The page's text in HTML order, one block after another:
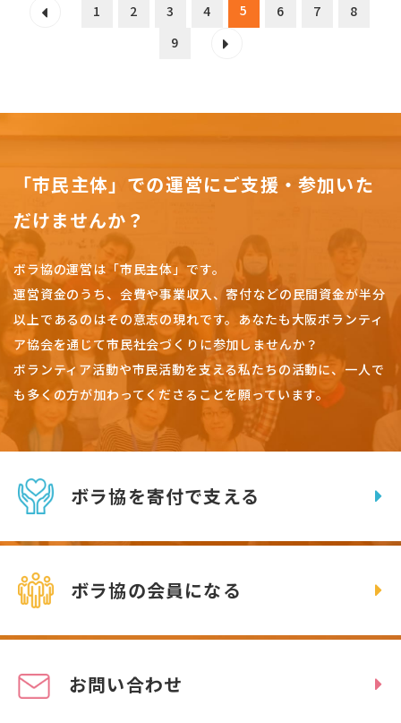
1 2 3 4 5 6 7
8
9
「市民主体」での運営にご支援・参加いた
だけませんか？
ボラ協の運営は「市民主体」です。
運営資金のうち、会費や事業収入、寄付などの民間資金が半分
以上であるのはその意志の現れです。 あなたも大阪ボランティ
ア協会を通じて市民社会づくりに参加しませんか？
ボランティア活動や市民活動を支える私たちの活動に、一人で
も多くの方が加わってくださることを願っています。
ボラ協を寄付で支える
ボラ協の会員になる
お問い合わせ